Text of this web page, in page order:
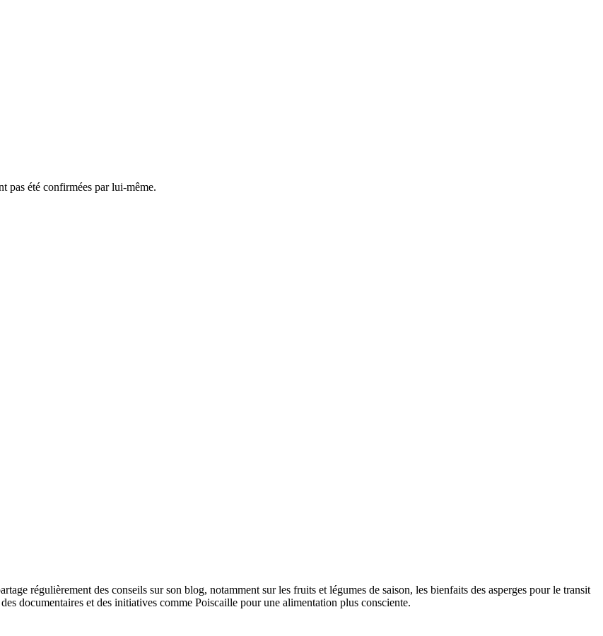
pas été confirmées par lui-même.
régulièrement des conseils sur son blog, notamment sur les fruits et légumes de saison, les bienfaits des asperges pour le transit
documentaires et des initiatives comme Poiscaille pour une alimentation plus consciente.